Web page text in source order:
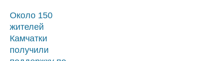
Около 150
жителей
Камчатки
получили